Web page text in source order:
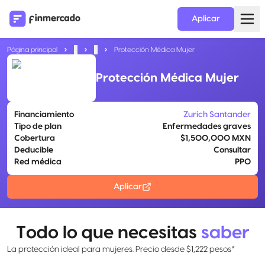
Aplicar
Página principal Protección Médica Mujer
Protección Médica Mujer
Financiamiento
Zurich Santander
Tipo de plan
Enfermedades graves
Cobertura
$1,500,000 MXN
Deducible
Consultar
Red médica
PPO
Aplicar
Todo lo que necesitas saber
La protección ideal para mujeres. Precio desde $1,222 pesos*